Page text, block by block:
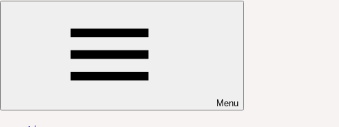
Menu